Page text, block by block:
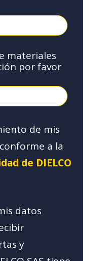
materiales
por favor
de mis
a la
de DIELCO
datos
y